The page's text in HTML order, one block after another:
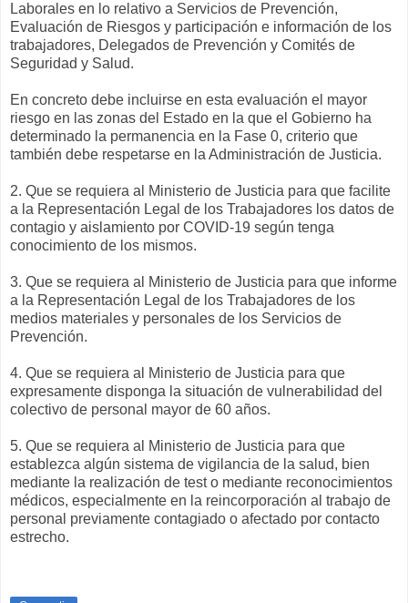
Laborales en lo relativo a Servicios de Prevención,
Evaluación de Riesgos y participación e información de los
trabajadores, Delegados de Prevención y Comités de
Seguridad y Salud.
En concreto debe incluirse en esta evaluación el mayor
riesgo en las zonas del Estado en la que el Gobierno ha
determinado la permanencia en la Fase 0, criterio que
también debe respetarse en la Administración de Justicia.
2. Que se requiera al Ministerio de Justicia para que facilite
a la Representación Legal de los Trabajadores los datos de
contagio y aislamiento por COVID-19 según tenga
conocimiento de los mismos.
3. Que se requiera al Ministerio de Justicia para que informe
a la Representación Legal de los Trabajadores de los
medios materiales y personales de los Servicios de
Prevención.
4. Que se requiera al Ministerio de Justicia para que
expresamente disponga la situación de vulnerabilidad del
colectivo de personal mayor de 60 años.
5. Que se requiera al Ministerio de Justicia para que
establezca algún sistema de vigilancia de la salud, bien
mediante la realización de test o mediante reconocimientos
médicos, especialmente en la reincorporación al trabajo de
personal previamente contagiado o afectado por contacto
estrecho.